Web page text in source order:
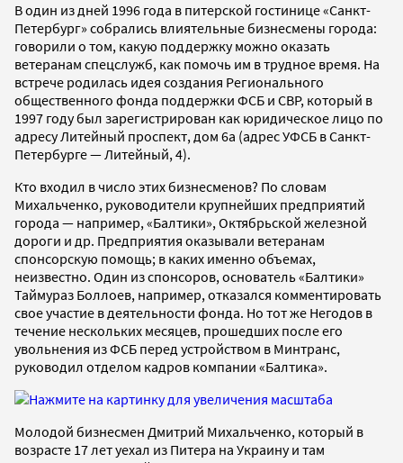
В один из дней 1996 года в питерской гостинице «Санкт-
Петербург» собрались влиятельные бизнесмены города:
говорили о том, какую поддержку можно оказать
ветеранам спецслужб, как помочь им в трудное время. На
встрече родилась идея создания Регионального
общественного фонда поддержки ФСБ и СВР, который в
1997 году был зарегистрирован как юридическое лицо по
адресу Литейный проспект, дом 6а (адрес УФСБ в Санкт-
Петербурге — Литейный, 4).
Кто входил в число этих бизнесменов? По словам
Михальченко, руководители крупнейших предприятий
города — например, «Балтики», Октябрьской железной
дороги и др. Предприятия оказывали ветеранам
спонсорскую помощь; в каких именно объемах,
неизвестно. Один из спонсоров, основатель «Балтики»
Таймураз Боллоев, например, отказался комментировать
свое участие в деятельности фонда. Но тот же Негодов в
течение нескольких месяцев, прошедших после его
увольнения из ФСБ перед устройством в Минтранс,
руководил отделом кадров компании «Балтика».
Молодой бизнесмен Дмитрий Михальченко, который в
возрасте 17 лет уехал из Питера на Украину и там